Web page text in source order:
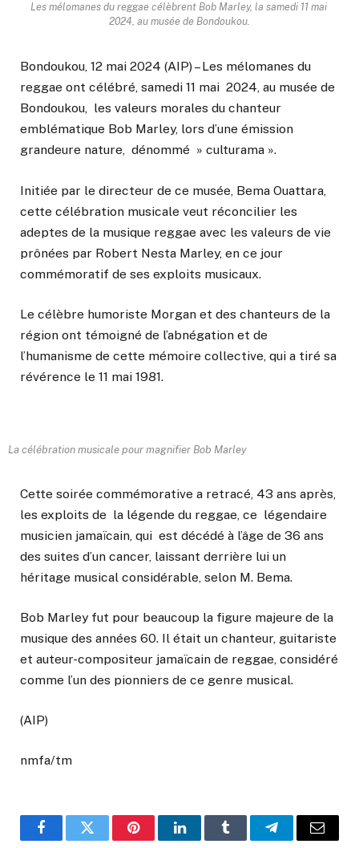
Les mélomanes du reggae célèbrent Bob Marley, la samedi 11 mai
2024, au musée de Bondoukou.
Bondoukou, 12 mai 2024 (AIP) – Les mélomanes du
reggae ont célébré, samedi 11 mai 2024, au musée de
Bondoukou, les valeurs morales du chanteur
emblématique Bob Marley, lors d’une émission
grandeure nature, dénommé » culturama ».
Initiée par le directeur de ce musée, Bema Ouattara,
cette célébration musicale veut réconcilier les
adeptes de la musique reggae avec les valeurs de vie
prônées par Robert Nesta Marley, en ce jour
commémoratif de ses exploits musicaux.
Le célèbre humoriste Morgan et des chanteurs de la
région ont témoigné de l’abnégation et de
l’humanisme de cette mémoire collective, qui a tiré sa
révérence le 11 mai 1981.
La célébration musicale pour magnifier Bob Marley
Cette soirée commémorative a retracé, 43 ans après,
les exploits de la légende du reggae, ce légendaire
musicien jamaïcain, qui est décédé à l’âge de 36 ans
des suites d’un cancer, laissant derrière lui un
héritage musical considérable, selon M. Bema.
Bob Marley fut pour beaucoup la figure majeure de la
musique des années 60. Il était un chanteur, guitariste
et auteur-compositeur jamaïcain de reggae, considéré
comme l’un des pionniers de ce genre musical.
(AIP)
nmfa/tm
FacebookTwitter PinterestLinkedInTumblr TelegramEmail